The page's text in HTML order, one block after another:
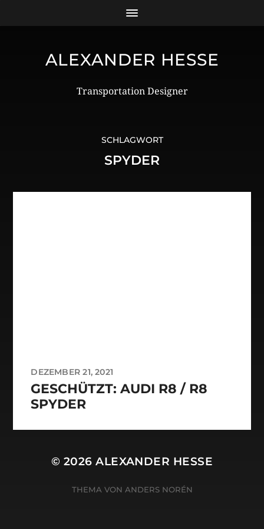
ALEXANDER HESSE
Transportation Designer
SCHLAGWORT
SPYDER
DEZEMBER 21, 2021
GESCHÜTZT: AUDI R8 / R8
SPYDER
© 2026ALEXANDER HESSE
THEMA VON ANDERS NORÉN